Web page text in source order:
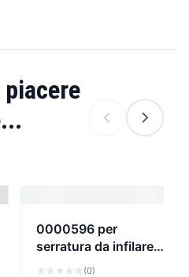
0000596 per
serratura da infilare a
doppia mappa cisa
(0)